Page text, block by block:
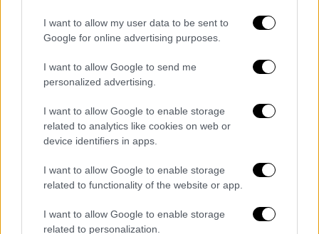
I want to allow my user data to be sent to
Google for online advertising purposes.
I want to allow Google to send me
personalized advertising.
I want to allow Google to enable storage
related to analytics like cookies on web or
device identifiers in apps.
I want to allow Google to enable storage
related to functionality of the website or app.
I want to allow Google to enable storage
related to personalization.
όπως υποστηρίζεται - είχαν ανακαλυφθεί και
τα δυο ακρωτηριασμένα χέρια του
αγάλματος, αλλά χάθηκαν στο ταξίδι προς τη
Γαλλία! Η αφήγηση του γιου του αγρότη,
Δημήτρη Κεντρωτά, πολλά χρόνια μετά την
ανακάλυψη δεν χωρά παρερμηνείες. «Η μεν
αριστερά χειρ απέκρυπτε τους μαστούς η δε
Επίσης μια μέρα σαν σήμερα: Το1970
χτυπούν αιγυπτιακό σχολείο στην περιοχή